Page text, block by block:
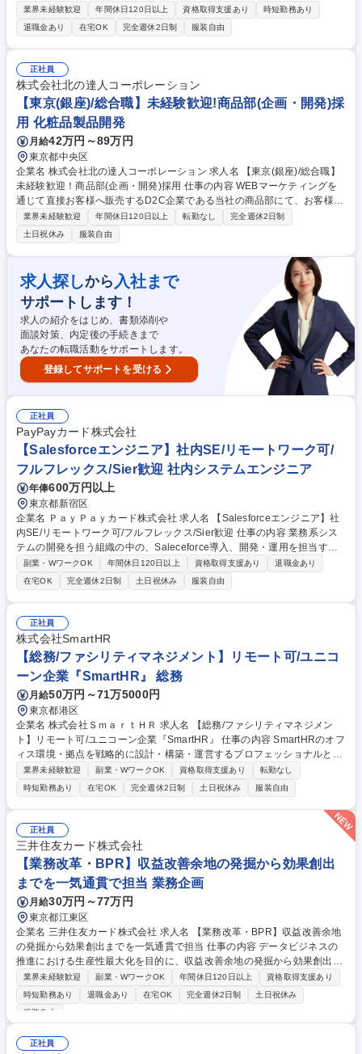
を目的とした以下業務をご経験に応じてご担当。 ■電力系統の監視・制御
業務：発電所、送電線、変電所から構成される 担当エリアの電力系統全体
を監視し、電圧の変化・電力の流れをリアルタイムで監視・制御。 ■事
故・トラブル対応：事故やトラブル発生時には、チームメンバーと連携の
上、迅速・適確に復旧操作を実施(色の違いを判断した、緊急なシステム
操作あり) ■社内への情報発信：電力系統の異常時や事故発生時に発生状
況、復旧見込みなどを迅速に社内共有し、関係箇所との協力体制の強化を
行う。 募集職種 【26-PG-10】系統監視・制御_電力安定供給・電力品質
維持
業界未経験歓迎 年間休日120日以上 資格取得支援あり
時短勤務あり
退職金あり
在宅OK 完全週休2日制 服装自由
正社員
株式会社北の達人コーポレーション
【東京(銀座)/総合職】未経験歓迎!商品部(企画・開発)採
用 化粧品製品開発
月給42万円～89万円
東京都中央区
企業名 株式会社北の達人コーポレーション 求人名 【東京(銀座)/総合職】
未経験歓迎！商品部(企画・開発)採用 仕事の内容 WEBマーケティングを
通じて直接お客様へ販売するD2C企業である当社の商品部にて、お客様の
悩みを本質から解決する商品づくりを行います。適性に合わせて以下業務
をお任せいたします。 【企画】市場調査や競合分析をもとに「どんな悩み
を、どんな商品で解決するか」を考え、新商品のコンセプトや仕様を企画
します。“こんな商品があったら欲しい”を形にしていく仕事です。【開
発】企画内容をもとにOEMメーカーや原料メーカーと連携しながら、成
分・処方・使用感・品質などを調整し商品化まで進行します。試作品の改
善を重ねながら“本当に良い商品”へ磨き込んでいく仕事です。【変更の範
囲】当社業務全般 募集職種 【東京(銀座)/総合職】未経験歓迎！商品部(企
画・開発)採用
業界未経験歓迎 年間休日120日以上 転勤なし
完全週休2日制
土日祝休み
服装自由
求人探しから 入社まで
サポートします！
求人の紹介をはじめ、書類添削や
面談対策、内定後の手続きまで
あなたの転職活動をサポートします。
登録してサポートを受ける
正社員
PayPayカード株式会社
【Salesforceエンジニア】社内SE/リモートワーク可/
フルフレックス/Sier歓迎 社内システムエンジニア
年俸600万円以上
東京都新宿区
企業名 ＰａｙＰａｙカード株式会社 求人名 【Salesforceエンジニア】社
内SE/リモートワーク可/フルフレックス/Sier歓迎 仕事の内容 業務系シス
テムの開発を担う組織の中の、Saleceforce導入、開発・運用を担当する
チームへの配属となり、Salesforceでのシステム開発、機能向上、保守を
担っていただきます。 【具体的には】■事業部門（DX本部やコンタクトセ
ンターなど）と共に、要件定義、システム設計■開発ベンダーと共に、開
発、テスト、ローンチ、保守運用■Salesforceの設定、APEXコード作成、
画面作成など 【魅力】現在はSalesforceの導入初期段階にあり、これから
さまざまな機能を構築していくフェーズです。そのため要件定義から設
計・開発、リリース、保守まで、幅広いプロセスに関わることができま
す。 募集職種 【Salesforceエンジニア】社内SE/リモートワーク可/フル
フレックス/Sier歓迎
副業・WワークOK 年間休日120日以上 資格取得支援あり
退職金あり
在宅OK
完全週休2日制 土日祝休み 服装自由
正社員
株式会社SmartHR
【総務/ファシリティマネジメント】リモート可/ユニコ
ーン企業『SmartHR』 総務
月給50万円～71万5000円
東京都港区
企業名 株式会社ＳｍａｒｔＨＲ 求人名 【総務/ファシリティマネジメン
ト】リモート可/ユニコーン企業『SmartHR』 仕事の内容 SmartHRのオフ
ィス環境・拠点を戦略的に設計・構築・運営するプロフェッショナルとし
て、組織の成長に対応したファシリティマネジメントを担当します。経営
をはじめとする社内外の関係者と連携しながら、 下記業務を担っていただ
きます。 ■オフィス戦略・コンセプト設計 ■拠点構築・オフィス環境の整
備や維持 ■ビルオーナー・外部パートナーとの交渉やコスト管理 ■データ
ドリブンなワークプレイス改善 募集職種 【総務/ファシリティマネジメン
ト】リモート可/ユニコーン企業『SmartHR』
業界未経験歓迎 副業・WワークOK 資格取得支援あり
転勤なし
時短勤務あり
在宅OK 完全週休2日制 土日祝休み 服装自由
正社員
三井住友カード株式会社
【業務改革・BPR】収益改善余地の発掘から効果創出
までを一気通貫で担当 業務企画
月給30万円～77万円
東京都江東区
企業名 三井住友カード株式会社 求人名 【業務改革・BPR】収益改善余地
の発掘から効果創出までを一気通貫で担当 仕事の内容 データビジネスの
推進における生産性最大化を目的に、収益改善余地の発掘から効果創出ま
で一気通貫で抜本的な業務改革を推進します。 ■プロダクト別（Custell
a・Vクーポン等）の現行業務の整理・可視化 ■業務の理想像整理、現状と
の差分分析、改善施策の検討 ■理想像実現に向けたロードマップ作成およ
化・要件定義 ■社内外関係者との調整・合意形成およびプロジェクトの進
捗管理 募集職種 【業務改革・BPR】収益改善余地の発掘から効果創出ま
業界未経験歓迎 副業・WワークOK 年間休日120日以上
資格取得支援あり
時短勤務あり
退職金あり 在宅OK 完全週休2日制
土日祝休み
服装自由
正社員